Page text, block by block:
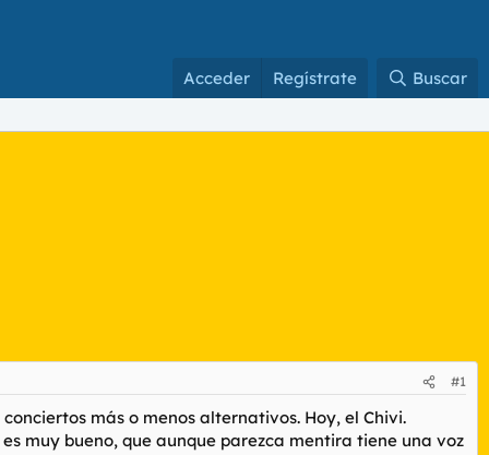
Acceder Regístrate Buscar
#1
más o menos alternativos. Hoy, el Chivi.
muy bueno, que aunque parezca mentira tiene una voz